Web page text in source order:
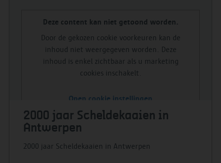
Deze content kan niet getoond worden.
Door de gekozen cookie voorkeuren kan de
inhoud niet weergegeven worden. Deze
inhoud is enkel zichtbaar als u marketing
cookies inschakelt.
Open cookie instellingen
2000 jaar Scheldekaaien in
Antwerpen
2000 jaar Scheldekaaien in Antwerpen